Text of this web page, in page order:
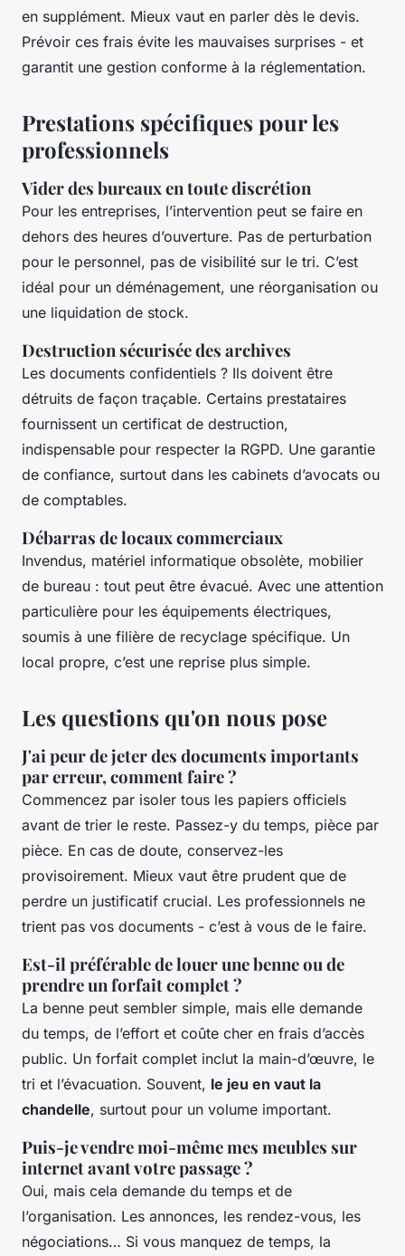
en supplément. Mieux vaut en parler dès le devis.
Prévoir ces frais évite les mauvaises surprises - et
garantit une gestion conforme à la réglementation.
Prestations spécifiques pour les
professionnels
Vider des bureaux en toute discrétion
Pour les entreprises, l’intervention peut se faire en
dehors des heures d’ouverture. Pas de perturbation
pour le personnel, pas de visibilité sur le tri. C’est
idéal pour un déménagement, une réorganisation ou
une liquidation de stock.
Destruction sécurisée des archives
Les documents confidentiels ? Ils doivent être
détruits de façon traçable. Certains prestataires
fournissent un certificat de destruction,
indispensable pour respecter la RGPD. Une garantie
de confiance, surtout dans les cabinets d’avocats ou
de comptables.
Débarras de locaux commerciaux
Invendus, matériel informatique obsolète, mobilier
de bureau : tout peut être évacué. Avec une attention
particulière pour les équipements électriques,
soumis à une filière de recyclage spécifique. Un
local propre, c’est une reprise plus simple.
Les questions qu'on nous pose
J'ai peur de jeter des documents importants
par erreur, comment faire ?
Commencez par isoler tous les papiers officiels
avant de trier le reste. Passez-y du temps, pièce par
pièce. En cas de doute, conservez-les
provisoirement. Mieux vaut être prudent que de
perdre un justificatif crucial. Les professionnels ne
trient pas vos documents - c’est à vous de le faire.
Est-il préférable de louer une benne ou de
prendre un forfait complet ?
La benne peut sembler simple, mais elle demande
du temps, de l’effort et coûte cher en frais d’accès
public. Un forfait complet inclut la main-d’œuvre, le
tri et l’évacuation. Souvent, le jeu en vaut la
chandelle, surtout pour un volume important.
Puis-je vendre moi-même mes meubles sur
internet avant votre passage ?
Oui, mais cela demande du temps et de
l’organisation. Les annonces, les rendez-vous, les
négociations… Si vous manquez de temps, la